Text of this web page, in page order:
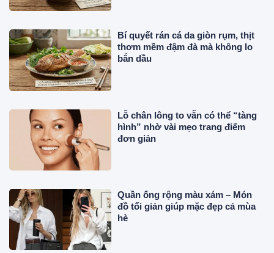
Bí quyết rán cá da giòn rụm, thịt
thơm mềm đậm đà mà không lo
bắn dầu
Lỗ chân lông to vẫn có thể “tàng
hình” nhờ vài mẹo trang điểm
đơn giản
Quần ống rộng màu xám – Món
đồ tối giản giúp mặc đẹp cả mùa
hè